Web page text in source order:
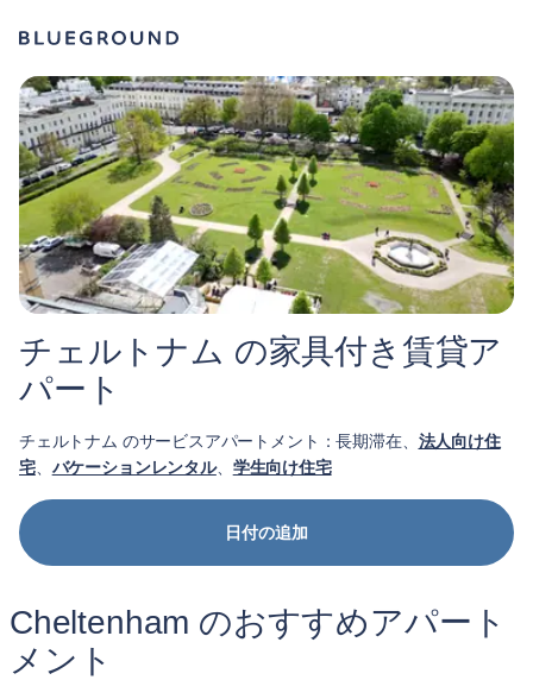
チェルトナム の家具付き賃貸ア
パート
チェルトナム のサービスアパートメント：長期滞在、 法人向け住
宅、 バケーションレンタル、 学生向け住宅
日付の追加
Cheltenham のおすすめアパート
メント